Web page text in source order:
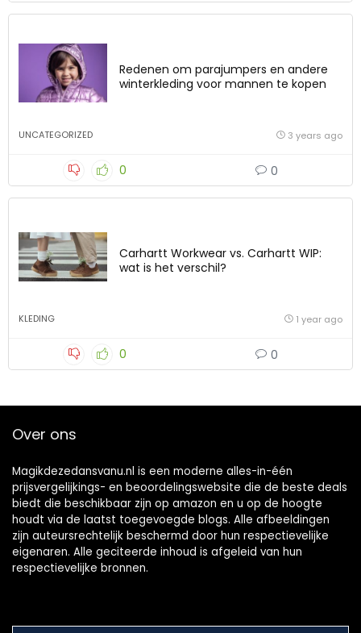
Redenen om parajumpers en andere
winterkleding voor mannen te kopen
UNCATEGORIZED 3 years ago
0 0
Carhartt Workwear vs. Carhartt WIP:
wat is het verschil?
KLEDING 1 year ago
0 0
Over ons
Magikdezedansvanu.nl is een moderne alles-in-één
prijsvergelijkings- en beoordelingswebsite die de beste deals
biedt die beschikbaar zijn op amazon en u op de hoogte
houdt via de laatst toegevoegde blogs. Alle afbeeldingen
zijn auteursrechtelijk beschermd door hun respectievelijke
eigenaren. Alle geciteerde inhoud is afgeleid van hun
respectievelijke bronnen.